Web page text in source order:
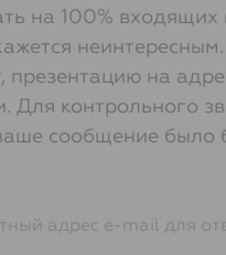
на 100%
презентацию на
Для контрольного
сообщение было